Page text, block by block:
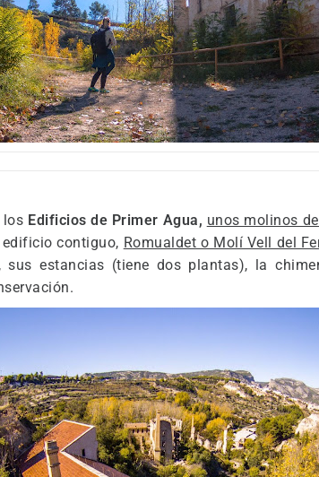
los Edificios de Primer Agua, unos molinos
contiguo, Romualdet o Molí Vell del
estancias (tiene dos plantas), la